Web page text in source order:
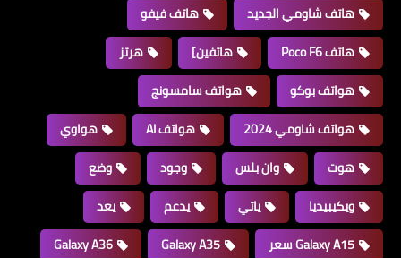
هاتف شاومي الجديد
هاتف فيفو
هاتف Poco F6
هاتفين]
هرتز
هواتف بوكو
هواتف سامسونج
هواتف شاومي 2024
هواتف AI
هواوي
هوت
وان بلس وجود
وضع
ويكيبيديا
ياتي يدعم
يعد
Galaxy A15 سعر
Galaxy A35
Galaxy A36